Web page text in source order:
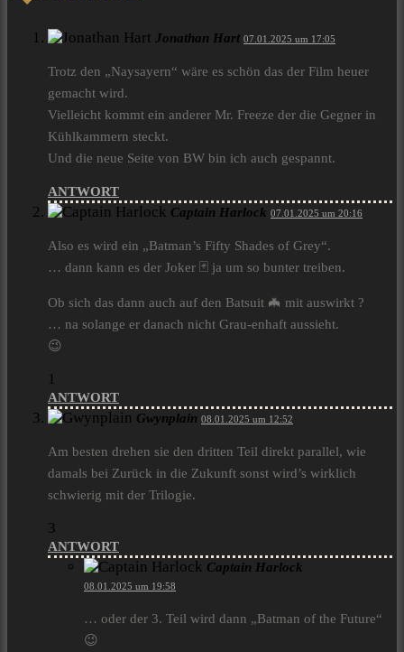
Jonathan Hart 07.01.2025 um 17:05
Trotz den „Naysayern“ wäre es schön das der Film heuer
gemacht wird.
Vielleicht kommt ein anderer Mr. Freeze der die Gegner in
Kühlkammern steckt.
Und die neue Seite von BW bin ich auch gespannt.
ANTWORT
Captain Harlock 07.01.2025 um 20:16
Also es wird ein „Batman’s Fifty Shades of Grey“.
… dann kann es der Joker 🃏 ja um so bunter treiben.
Ob sich das dann auch auf den Batsuit 🦇 mit auswirkt ?
… na solange er danach nicht Grau-enhaft aussieht.
😉
1
ANTWORT
Gwynplain 08.01.2025 um 12:52
Am besten drehen sie den dritten Teil direkt parallel, wie
damals bei Zurück in die Zukunft sonst wird’s wirklich
schwierig mit der Trilogie.
3
ANTWORT
Captain Harlock
08.01.2025 um 19:58
… oder der 3. Teil wird dann „Batman of the Future“
😉